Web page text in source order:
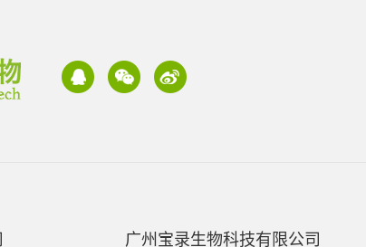
广州宝录生物科技有限公司